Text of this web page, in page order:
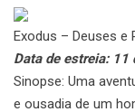
Exodus – Deuses e
Data de estreia: 11
Sinopse: Uma
e ousadia de um